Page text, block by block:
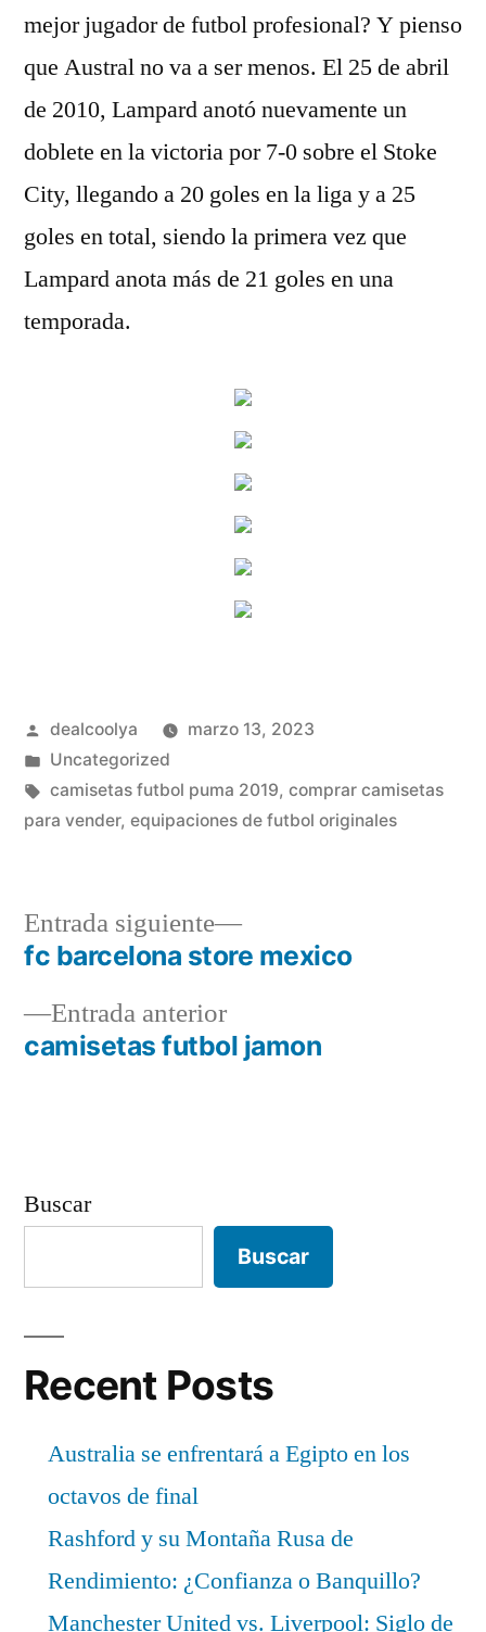
mejor jugador de futbol profesional? Y pienso
que Austral no va a ser menos. El 25 de abril
de 2010, Lampard anotó nuevamente un
doblete en la victoria por 7-0 sobre el Stoke
City, llegando a 20 goles en la liga y a 25
goles en total, siendo la primera vez que
Lampard anota más de 21 goles en una
temporada.
Publicado
por
dealcoolya
marzo 13, 2023
Publicado
en
Uncategorized
Etiquetas:
camisetas futbol puma 2019, comprar camisetas
para vender, equipaciones de futbol originales
Navegación
deEntrada anteriorEntrada
anterior:
camisetas futbol jamon
Entrada siguiente
Entrada
siguiente:
fc barcelona store mexico
Buscar
Buscar
Recent Posts
Australia se enfrentará a Egipto en los
octavos de final
Rashford y su Montaña Rusa de
Rendimiento: ¿Confianza o Banquillo?
Manchester United vs. Liverpool: Siglo de